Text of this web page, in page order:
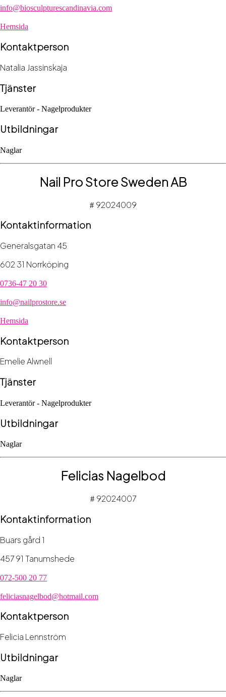
info@biosculpturescandinavia.com
Hemsida
Kontaktperson
Natalia Jassinskaja
Tjänster
Leverantör - Nagelprodukter
Utbildningar
Naglar
Nail Pro Store Sweden AB
# 92024009
Kontaktinformation
Generalsgatan 45
602 31 Norrköping
0736-47 20 30
info@nailprostore.se
Hemsida
Kontaktperson
Emelie Alwnell
Tjänster
Leverantör - Nagelprodukter
Utbildningar
Naglar
Felicias Nagelbod
# 92024007
Kontaktinformation
Buars gård 1
457 91 Tanumshede
072-500 20 77
feliciasnagelbod@hotmail.com
Kontaktperson
Felicia Lennström
Utbildningar
Naglar